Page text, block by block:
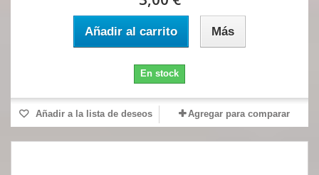
Añadir al carrito Más
En stock
Añadir a la lista de deseos Agregar para comparar